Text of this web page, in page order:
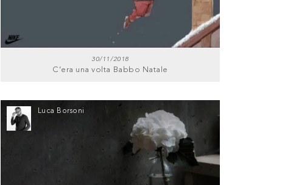
30/11/2018
C’era una volta Babbo Natale
Luca Borsoni